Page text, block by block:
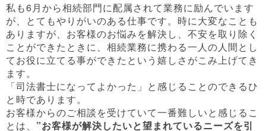
私も6月から相続部門に配属されて業務に励んでいます
が、とてもやりがいのある仕事です。時に大変なことも
ありますが、お客様のお悩みを解決し、不安を取り除く
ことができたときに、相続業務に携わる一人の人間とし
てお役に立てる事ができたという嬉しさがこみ上げてき
ます。
「司法書士になってよかった」と感じることのできるひ
と時であります。
お客様からのご相談を受けていて一番難しいと感じるこ
とは、 ”お客様が解決したいと望まれているニーズを引